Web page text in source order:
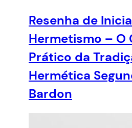
Resenha de
Hermetismo – O
Prático da
Hermética
Bardon